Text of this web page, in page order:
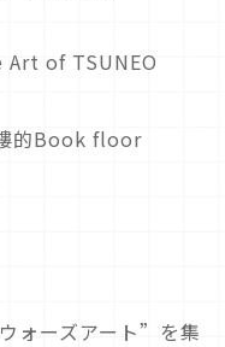
Art of TSUNEO
的Book floor